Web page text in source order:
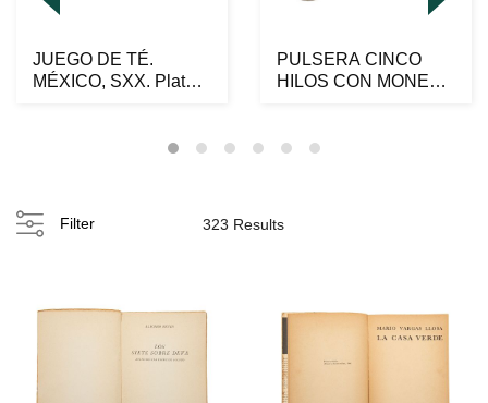
JUEGO DE TÉ.
MÉXICO, SXX. Plata
PULSERA CINCO
HILOS CON MONEDA
Filter 323 Results